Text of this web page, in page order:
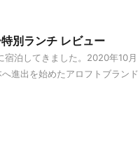
別ランチ レビュー
宿泊してきました。2020年10月
進出を始めたアロフトブランド